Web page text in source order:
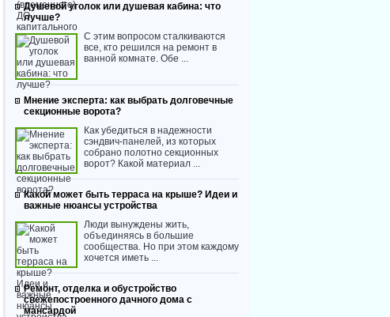
Душевой уголок или душевая кабина: что
лучше?
С этим вопросом сталкиваются
все, кто решился на ремонт в
ванной комнате. Обе ...
Мнение эксперта: как выбрать долговечные
секционные ворота?
Как убедиться в надежности
сэндвич-панелей, из которых
собрано полотно секционных
ворот? Какой материал ...
Какой может быть терраса на крыше? Идеи и
важные нюансы устройства
Люди вынуждены жить,
объединяясь в большие
сообщества. Но при этом каждому
хочется иметь ...
Ремонт, отделка и обустройство
свежепостроенного дачного дома с
мансардой